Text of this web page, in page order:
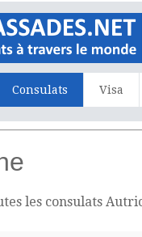
Consulats Visa
les consulats